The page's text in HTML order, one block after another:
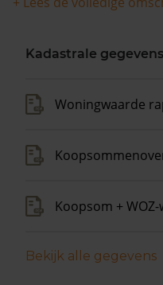
Kadastrale gegevens
Woningwaarde
Koopsom +
Bekijk alle gegevens